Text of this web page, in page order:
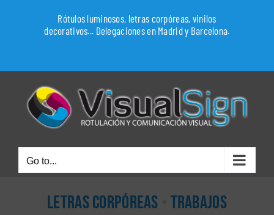
Rótulos luminosos, letras corpóreas, vinilos
decorativos... Delegaciones en Madrid y Barcelona.
Go to...
LETRAS CORPÓREAS TRABAJOS